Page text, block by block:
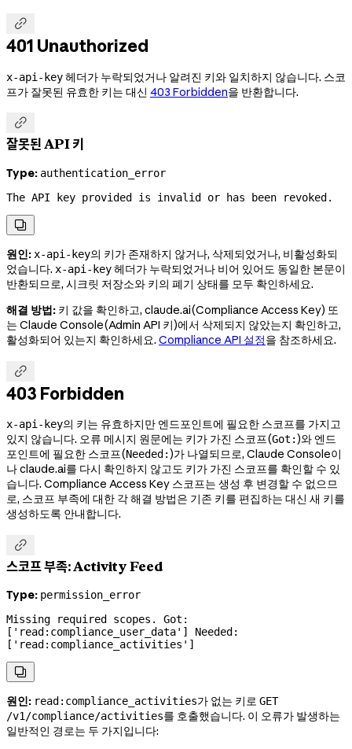

401 Unauthorized
x-api-key헤더가 누락되었거나 알려진 키와 일치하지 않습니다. 스코
프가 잘못된 유효한 키는 대신 403 Forbidden을 반환합니다.

잘못된 API 키
Type: authentication_error
The API key provided is invalid or has been revoked.

원인: x-api-key의 키가 존재하지 않거나, 삭제되었거나, 비활성화되
었습니다. x-api-key헤더가 누락되었거나 비어 있어도 동일한 본문이
반환되므로, 시크릿 저장소와 키의 폐기 상태를 모두 확인하세요.
해결 방법: 키 값을 확인하고, claude.ai(Compliance Access Key) 또
는 Claude Console(Admin API 키)에서 삭제되지 않았는지 확인하고,
활성화되어 있는지 확인하세요. Compliance API 설정을 참조하세요.

403 Forbidden
x-api-key의 키는 유효하지만 엔드포인트에 필요한 스코프를 가지고
있지 않습니다. 오류 메시지 원문에는 키가 가진 스코프(Got: )와 엔드
포인트에 필요한 스코프(Needed: )가 나열되므로, Claude Console이
나 claude.ai를 다시 확인하지 않고도 키가 가진 스코프를 확인할 수 있
습니다. Compliance Access Key 스코프는 생성 후 변경할 수 없으므
로, 스코프 부족에 대한 각 해결 방법은 기존 키를 편집하는 대신 새 키를
생성하도록 안내합니다.

스코프 부족: Activity Feed
Type: permission_error
Missing required scopes. Got:
['read:compliance_user_data'] Needed:
['read:compliance_activities']

원인: read:compliance_activities가 없는 키로 GET
/v1/compliance/activities를 호출했습니다. 이 오류가 발생하는
일반적인 경로는 두 가지입니다: